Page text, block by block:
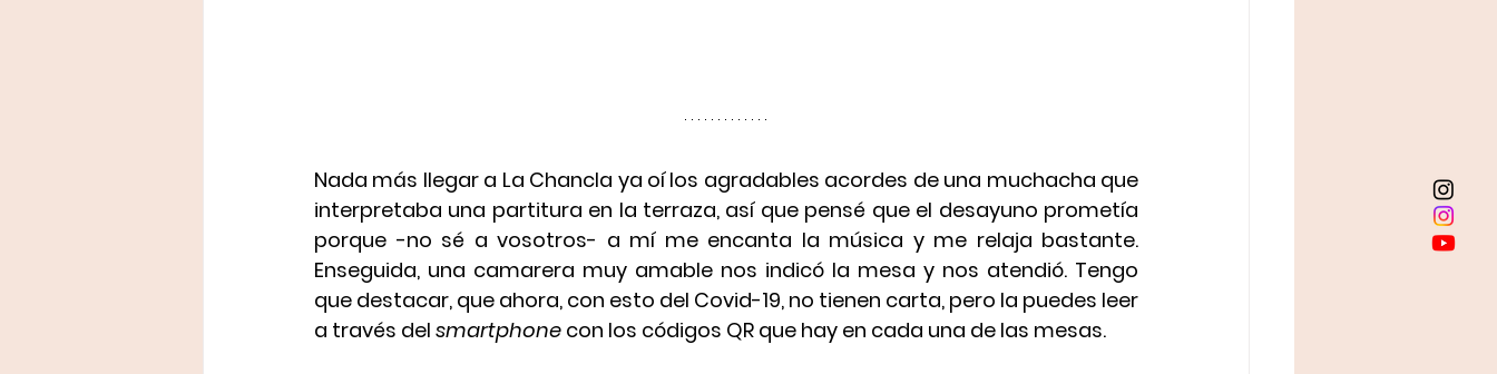
Nada más llegar a La Chancla ya oí los agradables acordes de una muchacha que
interpretaba una partitura en la terraza, así que pensé que el desayuno prometía
porque -no sé a vosotros- a mí me encanta la música y me relaja bastante.
Enseguida, una camarera muy amable nos indicó la mesa y nos atendió. Tengo
que destacar, que ahora, con esto del Covid-19, no tienen carta, pero la puedes leer
a través del smartphone con los códigos QR que hay en cada una de las mesas.